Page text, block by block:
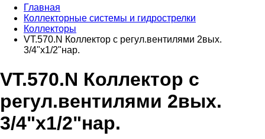
Главная
Коллекторные системы и гидрострелки
Коллекторы
VT.570.N Коллектор с регул.вентилями 2вых.
3/4"х1/2"нар.
VT.570.N Коллектор с
регул.вентилями 2вых.
3/4"х1/2"нар.